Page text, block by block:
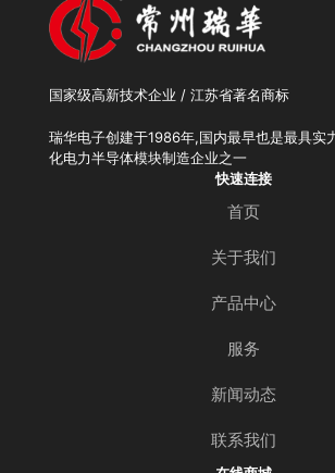
国家级高新技术企业 / 江苏省著名商标
瑞华电子创建于1986年,国内最早也是最具实
化电力半导体模块制造企业之一
快速连接
首页
关于我们
产品中心
服务
新闻动态
联系我们